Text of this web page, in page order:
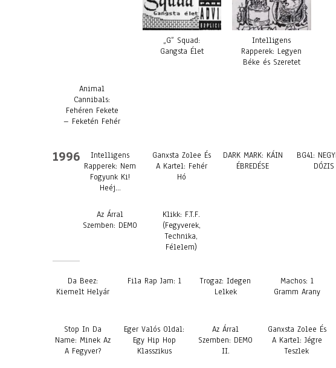
„G” Squad:
Gangsta Élet
Intelligens
Rapperek: Legyen
Béke és Szeretet
Animal
Cannibals:
Fehéren Fekete
– Feketén Fehér
1996
Intelligens
Rapperek: Nem
Fogyunk Ki!
Heéj…
Ganxsta Zolee És
A Kartel: Fehér
Hó
DARK MARK: KÁIN
ÉBREDÉSE
BG41:
DÓZIS
Az Árral
Szemben: DEMO
Klikk: F.T.F.
(Fegyverek,
Technika,
Félelem)
Da Beez:
Kiemelt Helyár
Fila Rap Jam: 1
Trogaz: Idegen
Lelkek
Machos: 1
Gramm Arany
Stop In Da
Name: Minek Az
A Fegyver?
Eger Valós Oldal:
Egy Hip Hop
Klasszikus
Az Árral
Szemben: DEMO
II.
Ganxsta Zolee És
A Kartel: Jégre
Teszlek